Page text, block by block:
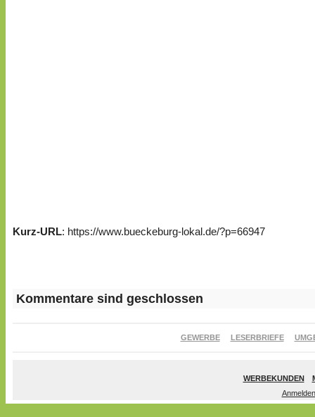
Kurz-URL: https://www.bueckeburg-lokal.de/?p=66947
Kommentare sind geschlossen
GEWERBE LESERBRIEFE
WERBEKUNDEN
Anmelden